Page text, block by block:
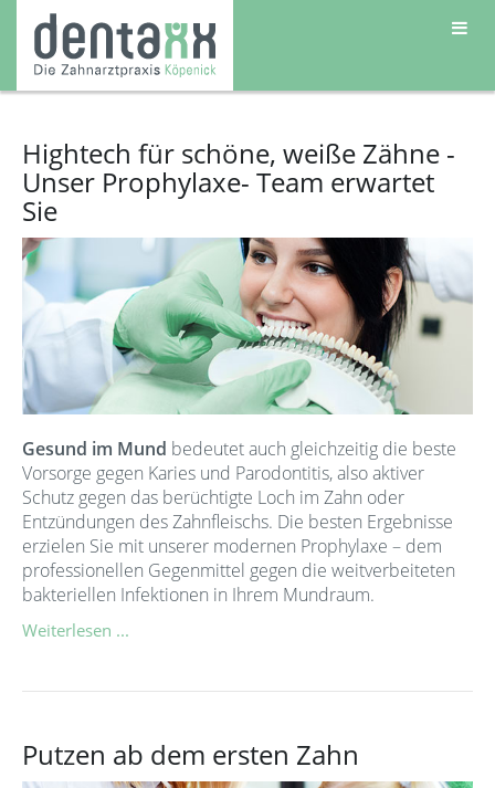
Hightech für schöne, weiße Zähne -
Unser Prophylaxe- Team erwartet
Sie
Gesund im Mund bedeutet auch gleichzeitig die beste
Vorsorge gegen Karies und Parodontitis, also aktiver
Schutz gegen das berüchtigte Loch im Zahn oder
Entzündungen des Zahnfleischs. Die besten Ergebnisse
erzielen Sie mit unserer modernen Prophylaxe – dem
professionellen Gegenmittel gegen die weitverbeiteten
bakteriellen Infektionen in Ihrem Mundraum.
Weiterlesen ...
Putzen ab dem ersten Zahn